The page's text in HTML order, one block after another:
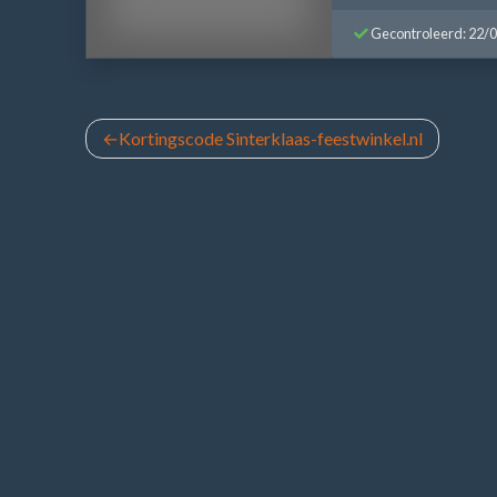
Gecontroleerd: 22/
Bericht
Kortingscode Sinterklaas-feestwinkel.nl